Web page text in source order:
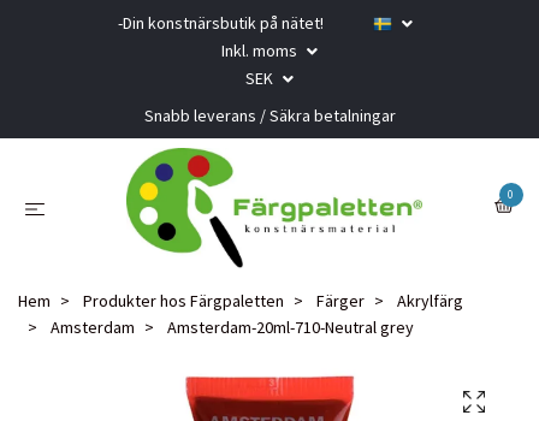
-Din konstnärsbutik på nätet!
Inkl. moms
SEK
Snabb leverans / Säkra betalningar
0
Hem Produkter hos Färgpaletten Färger
Akrylfärg
Amsterdam
Amsterdam-20ml-710-Neutral grey